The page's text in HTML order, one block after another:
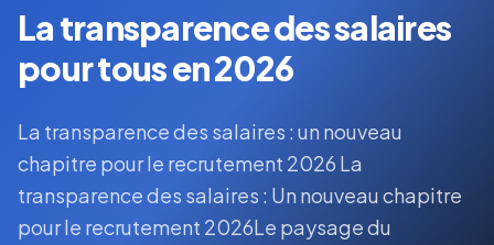
La transparence des salaires
pour tous en 2026
La transparence des salaires : un nouveau
chapitre pour le recrutement 2026 La
transparence des salaires : Un nouveau chapitre
pour le recrutement 2026Le paysage du